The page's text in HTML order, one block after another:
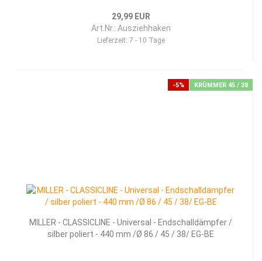
29,99 EUR
Art.Nr.: Ausziehhaken
Lieferzeit: 7 - 10 Tage
-5% KRÜMMER 45 / 38
MILLER - CLASSICLINE - Universal - Endschalldämpfer /
silber poliert - 440 mm /Ø 86 / 45 / 38/ EG-BE